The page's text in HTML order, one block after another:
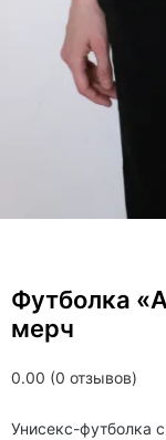
0.00 (0 отзывов)
Футболка
мерч
Унисекс-футболка